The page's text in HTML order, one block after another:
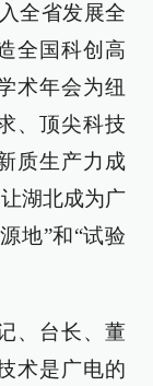
全省发展全
全国科创高
术年会为纽
、顶尖科技
质生产力成
湖北成为广
地”和“试验
、台长、董
术是广电的